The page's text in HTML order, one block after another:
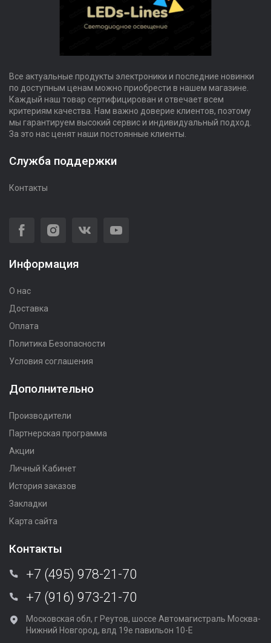
Все актуальные продукты электроники и последние новинки
по доступным ценам можно приобрести в нашем магазине.
Каждый наш товар сертифицирован и отвечает всем
критериям качества. Нам важно доверие клиентов, поэтому
мы гарантируем высокий сервис и индивидуальный подход.
За это нас ценят наши постоянные клиенты.
Служба поддержки
Контакты
Информация
О нас
Доставка
Оплата
Политика Безопасности
Условия соглашения
Дополнительно
Производители
Партнерская программа
Акции
Личный Кабинет
История заказов
Закладки
Карта сайта
Контакты
+7 (495) 978-21-70
+7 (916) 973-21-70
Московская обл, г Реутов, шоссе Автомагистраль Москва-
Нижний Новгород, влд 19е павильон 10-Е